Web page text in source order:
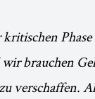
Phase
brauchen
verschaffen.